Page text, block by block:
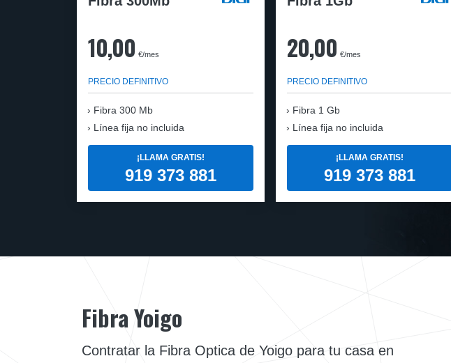
10,00 €/mes
PRECIO DEFINITIVO
Fibra 300 Mb
Línea fija no incluida
¡LLAMA GRATIS!
919 373 881
20,00 €/mes
PRECIO DEFINITIVO
Fibra 1 Gb
Línea fija no incluida
¡LLAMA GRATIS!
919 373 881
Fibra Yoigo
Contratar la Fibra Optica de Yoigo para tu casa en